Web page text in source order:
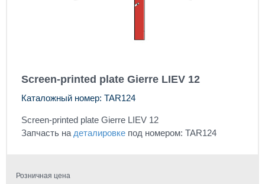
Screen-printed plate Gierre LIEV 12
Каталожный номер: TAR124
Screen-printed plate Gierre LIEV 12
Запчасть на деталировке под номером: TAR124
Розничная цена